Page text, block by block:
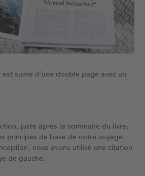
suivie d’une double page avec un
juste après le sommaire du livre,
principes de base de notre voyage.
nous avons utilisé une citation
de gauche.